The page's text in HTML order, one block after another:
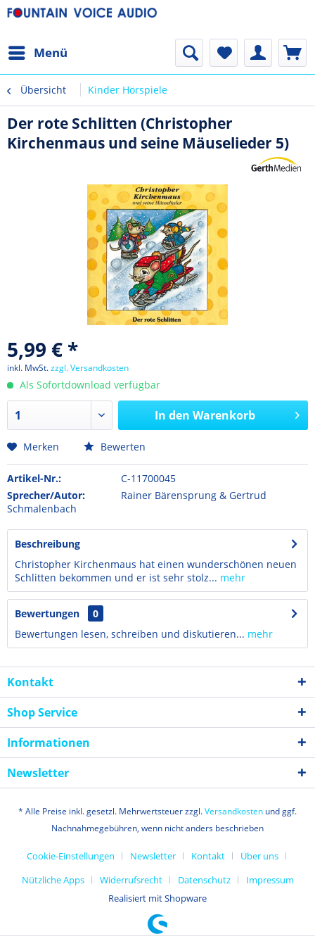
Menü
Übersicht Kinder Hörspiele
Der rote Schlitten (Christopher
Kirchenmaus und seine Mäuselieder 5)
5,99 € *
inkl. MwSt.zzgl. Versandkosten
Als Sofortdownload verfügbar
In den Warenkorb
Merken Bewerten
Artikel-Nr.:
C-11700045
Sprecher/Autor:
Rainer Bärensprung & Gertrud
Schmalenbach
Beschreibung
Christopher Kirchenmaus hat einen wunderschönen neuen
Schlitten bekommen und er ist sehr stolz... mehr
Bewertungen
0
Bewertungen lesen, schreiben und diskutieren... mehr
Kontakt
Shop Service
Informationen
Newsletter
* Alle Preise inkl. gesetzl. Mehrwertsteuer zzgl.Versandkosten und ggf.
Nachnahmegebühren, wenn nicht anders beschrieben
Cookie-Einstellungen Newsletter Kontakt
Über uns
Nützliche Apps
Widerrufsrecht Datenschutz
Impressum
Realisiert mit Shopware